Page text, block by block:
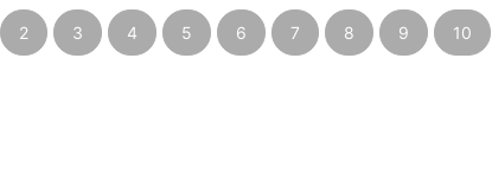
2 3 4 5 6 7 8 9 10